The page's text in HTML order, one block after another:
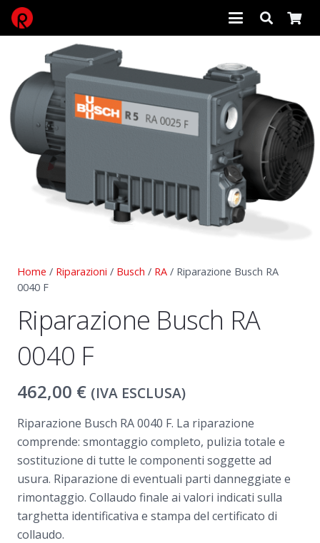
Home / Riparazioni / Busch / RA / Riparazione Busch RA
0040 F
Riparazione Busch RA
0040 F
462,00 € (IVA ESCLUSA)
Riparazione Busch RA 0040 F. La riparazione
comprende: smontaggio completo, pulizia totale e
sostituzione di tutte le componenti soggette ad
usura. Riparazione di eventuali parti danneggiate e
rimontaggio. Collaudo finale ai valori indicati sulla
targhetta identificativa e stampa del certificato di
collaudo.